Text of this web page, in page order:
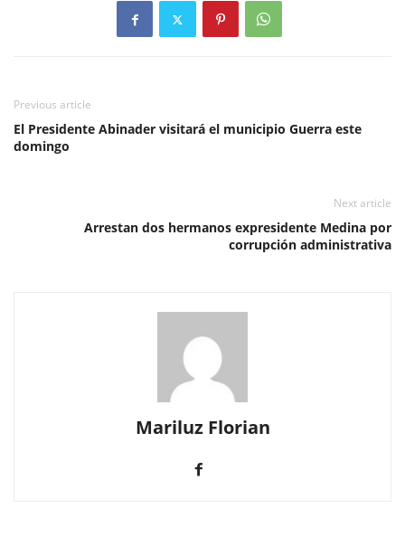
Previous article
El Presidente Abinader visitará el municipio Guerra este
domingo
Next article
Arrestan dos hermanos expresidente Medina por
corrupción administrativa
Mariluz Florian